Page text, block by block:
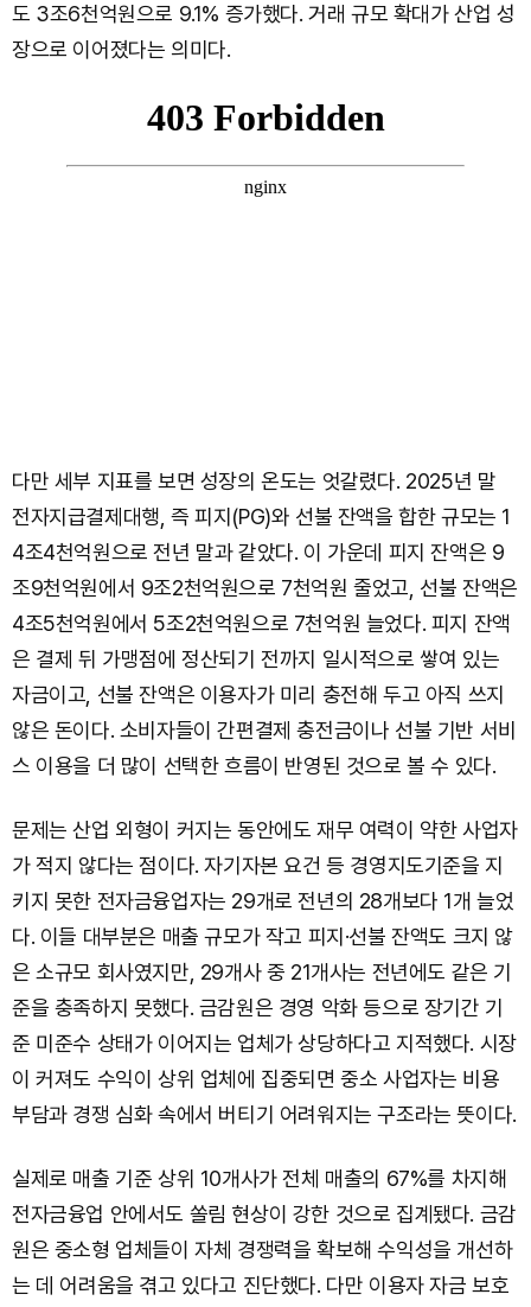
도 3조6천억원으로 9.1% 증가했다. 거래 규모 확대가 산업 성
장으로 이어졌다는 의미다.
다만 세부 지표를 보면 성장의 온도는 엇갈렸다. 2025년 말
전자지급결제대행, 즉 피지(PG)와 선불 잔액을 합한 규모는 1
4조4천억원으로 전년 말과 같았다. 이 가운데 피지 잔액은 9
조9천억원에서 9조2천억원으로 7천억원 줄었고, 선불 잔액은
4조5천억원에서 5조2천억원으로 7천억원 늘었다. 피지 잔액
은 결제 뒤 가맹점에 정산되기 전까지 일시적으로 쌓여 있는
자금이고, 선불 잔액은 이용자가 미리 충전해 두고 아직 쓰지
않은 돈이다. 소비자들이 간편결제 충전금이나 선불 기반 서비
스 이용을 더 많이 선택한 흐름이 반영된 것으로 볼 수 있다.
문제는 산업 외형이 커지는 동안에도 재무 여력이 약한 사업자
가 적지 않다는 점이다. 자기자본 요건 등 경영지도기준을 지
키지 못한 전자금융업자는 29개로 전년의 28개보다 1개 늘었
다. 이들 대부분은 매출 규모가 작고 피지·선불 잔액도 크지 않
은 소규모 회사였지만, 29개사 중 21개사는 전년에도 같은 기
준을 충족하지 못했다. 금감원은 경영 악화 등으로 장기간 기
준 미준수 상태가 이어지는 업체가 상당하다고 지적했다. 시장
이 커져도 수익이 상위 업체에 집중되면 중소 사업자는 비용
부담과 경쟁 심화 속에서 버티기 어려워지는 구조라는 뜻이다.
실제로 매출 기준 상위 10개사가 전체 매출의 67%를 차지해
전자금융업 안에서도 쏠림 현상이 강한 것으로 집계됐다. 금감
원은 중소형 업체들이 자체 경쟁력을 확보해 수익성을 개선하
는 데 어려움을 겪고 있다고 진단했다. 다만 이용자 자금 보호